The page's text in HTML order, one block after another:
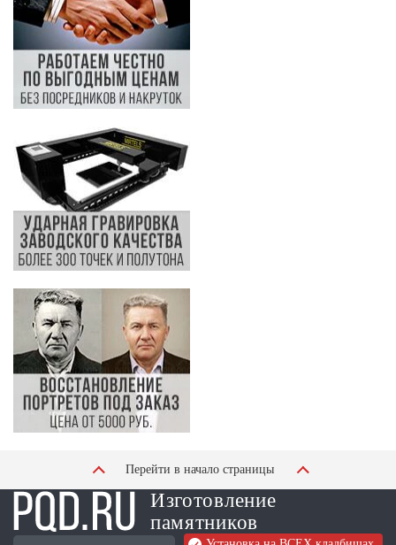
Перейти в начало страницы
Изготовление
памятников